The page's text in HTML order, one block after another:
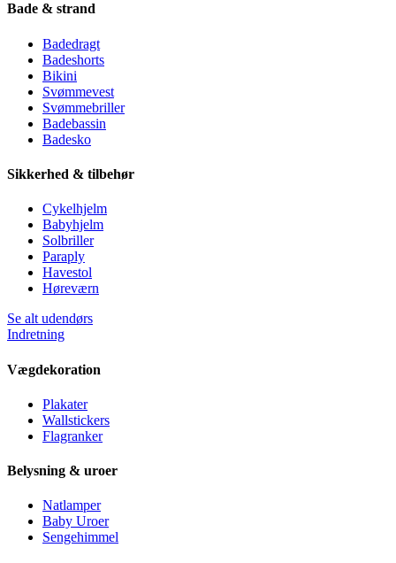
Bade & strand
Badedragt
Badeshorts
Bikini
Svømmevest
Svømmebriller
Badebassin
Badesko
Sikkerhed & tilbehør
Cykelhjelm
Babyhjelm
Solbriller
Paraply
Havestol
Høreværn
Se alt udendørs
Indretning
Vægdekoration
Plakater
Wallstickers
Flagranker
Belysning & uroer
Natlamper
Baby Uroer
Sengehimmel